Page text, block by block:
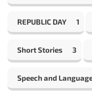
REPUBLIC DAY 1
Short Stories 3
Speech and